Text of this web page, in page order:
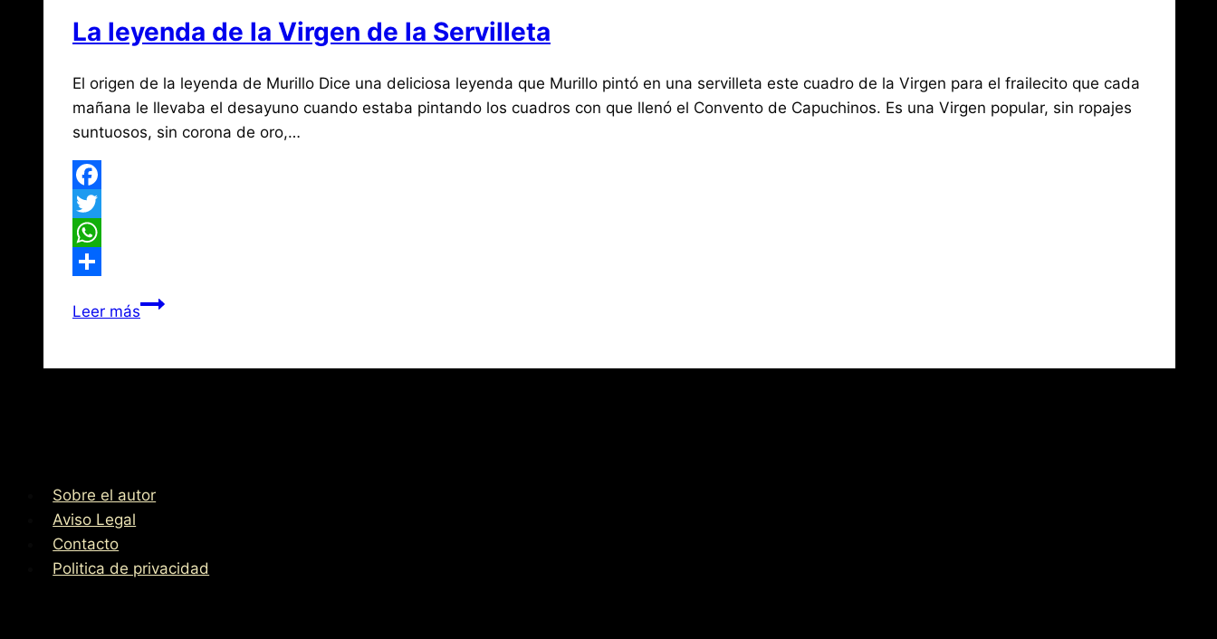
La leyenda de la Virgen de la Servilleta
PorJose
María
de
Mena
noviembre
18,
2017agosto
3,
2026
El origen de la leyenda de Murillo Dice una deliciosa leyenda que Murillo pintó en una servilleta este cuadro de la Virgen para el frailecito que cada
mañana le llevaba el desayuno cuando estaba pintando los cuadros con que llenó el Convento de Capuchinos. Es una Virgen popular, sin ropajes
suntuosos, sin corona de oro,…
Facebook
Twitter
WhatsApp
Leer másLa
Sobre el autor
Aviso Legal
Contacto
Politica de privacidad